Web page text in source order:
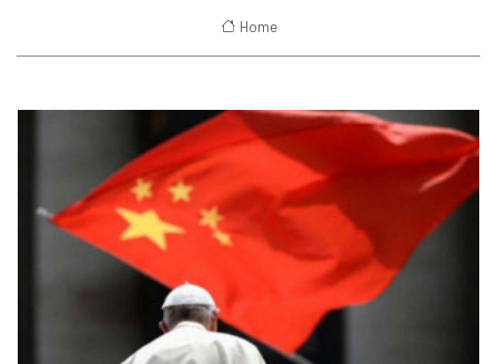
Home